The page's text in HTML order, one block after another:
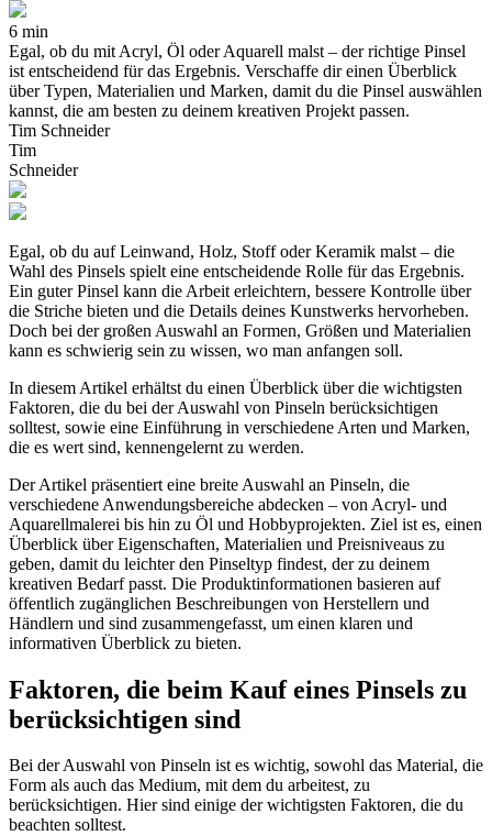
6 min
Egal, ob du mit Acryl, Öl oder Aquarell malst – der richtige Pinsel
ist entscheidend für das Ergebnis. Verschaffe dir einen Überblick
über Typen, Materialien und Marken, damit du die Pinsel auswählen
kannst, die am besten zu deinem kreativen Projekt passen.
Tim Schneider
Tim
Schneider
Egal, ob du auf Leinwand, Holz, Stoff oder Keramik malst – die
Wahl des Pinsels spielt eine entscheidende Rolle für das Ergebnis.
Ein guter Pinsel kann die Arbeit erleichtern, bessere Kontrolle über
die Striche bieten und die Details deines Kunstwerks hervorheben.
Doch bei der großen Auswahl an Formen, Größen und Materialien
kann es schwierig sein zu wissen, wo man anfangen soll.
In diesem Artikel erhältst du einen Überblick über die wichtigsten
Faktoren, die du bei der Auswahl von Pinseln berücksichtigen
solltest, sowie eine Einführung in verschiedene Arten und Marken,
die es wert sind, kennengelernt zu werden.
Der Artikel präsentiert eine breite Auswahl an Pinseln, die
verschiedene Anwendungsbereiche abdecken – von Acryl- und
Aquarellmalerei bis hin zu Öl und Hobbyprojekten. Ziel ist es, einen
Überblick über Eigenschaften, Materialien und Preisniveaus zu
geben, damit du leichter den Pinseltyp findest, der zu deinem
kreativen Bedarf passt. Die Produktinformationen basieren auf
öffentlich zugänglichen Beschreibungen von Herstellern und
Händlern und sind zusammengefasst, um einen klaren und
informativen Überblick zu bieten.
Faktoren, die beim Kauf eines Pinsels zu
berücksichtigen sind
Bei der Auswahl von Pinseln ist es wichtig, sowohl das Material, die
Form als auch das Medium, mit dem du arbeitest, zu
berücksichtigen. Hier sind einige der wichtigsten Faktoren, die du
beachten solltest.